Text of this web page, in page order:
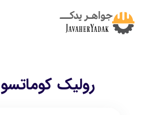
روليك كوماتسو ٢٢٠